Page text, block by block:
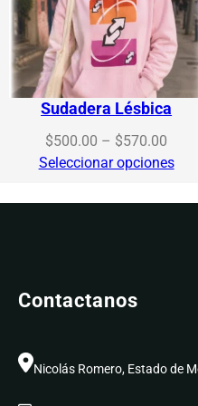
Sudadera Lésbica
$500.00 – $570.00
range:
Seleccionar opciones
Contactanos
Nicolás Romero, Estado de